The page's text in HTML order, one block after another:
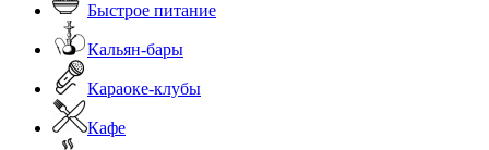
Быстрое питание
Кальян-бары
Караоке-клубы
Кафе